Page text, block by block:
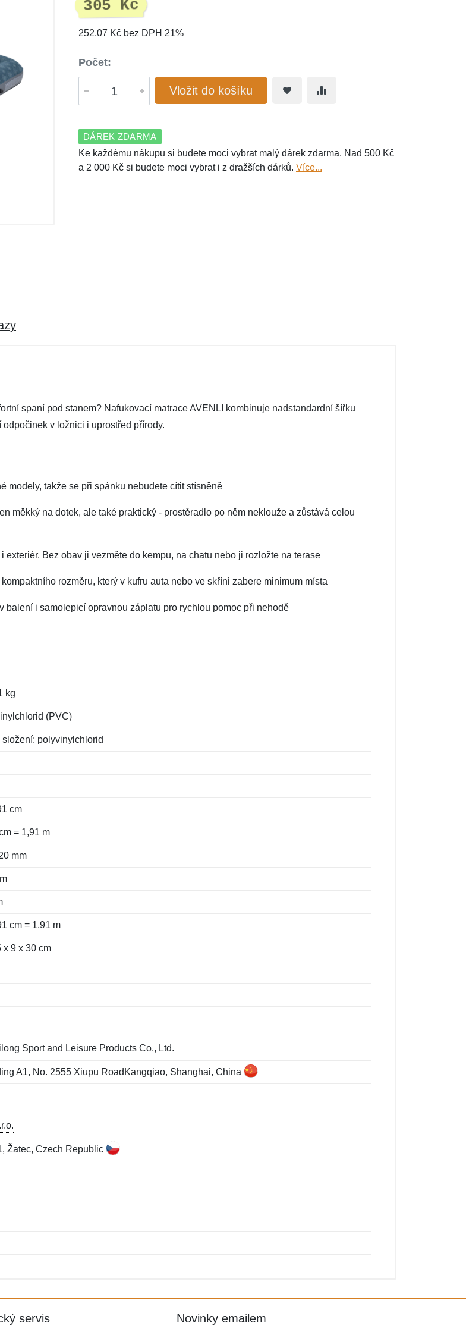
305 Kč
252,07 Kč bez DPH 21%
Počet:
Vložit do košíku
DÁREK ZDARMA
Ke každému nákupu si budete moci vybrat malý dárek zdarma. Nad 500 Kč
a 2 000 Kč si budete moci vybrat i z dražších dárků. Více...
spaní pod stanem? Nafukovací matrace AVENLI kombinuje nadstandardní šířku
v ložnici i uprostřed přírody.
modely, takže se při spánku nebudete cítit stísněně
měkký na dotek, ale také praktický - prostěradlo po něm neklouže a zůstává celou
Bez obav ji vezměte do kempu, na chatu nebo ji rozložte na terase
rozměru, který v kufru auta nebo ve skříni zabere minimum místa
balení i samolepicí opravnou záplatu pro rychlou pomoc při nehodě
kg
(PVC)
složení: polyvinylchlorid
cm
= 1,91 m
mm
cm = 1,91 m
x 9 x 30 cm
Sport and Leisure Products Co., Ltd.
A1, No. 2555 Xiupu RoadKangqiao, Shanghai, China
Žatec, Czech Republic
servis Novinky emailem